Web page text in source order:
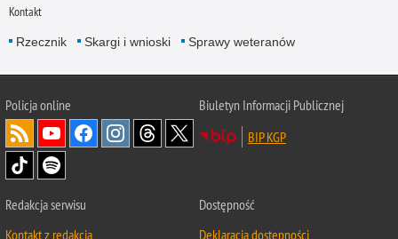
Kontakt
Rzecznik Skargi i wnioski Sprawy weteranów
Policjaonline
Biuletyn Informacji Publicznej
BIP KGP
Redakcja serwisu
Kontakt z redakcją
Dostępność
Deklaracja dostępności